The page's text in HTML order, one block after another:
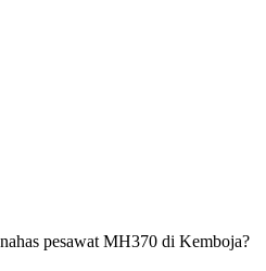
pesawat MH370 di Kemboja?